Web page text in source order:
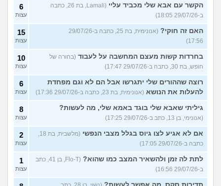
הקשר עם אבא שלי מכביד עליי
(Lamali, בת 26, כתבה
ב-29/07/26 18:05)
6
עצות
האם זה חוקי?
(אנונימית, בת 25, כתבה ב-29/07/26
17:56)
15
עצות
בחרדות קשות מעצם המחשבה על לעבוד (בחורה של
חופש, בת 30, כתבה ב-29/07/26 17:47)
10
עצות
רוצה שההורים שלי יתגרשו אבל הם לא וגם מפחדת
להעלות את הנושא (אנונימית, בת 23, כתבה ב-29/07/26 17:36)
6
עצות
גיליתי שאבא שלי בוגד באמא שלי, מה לעשות?
(אנונימי, בן 13, כתב ב-29/07/26 17:25)
8
עצות
אם לא אגיע לצו גיוס בגלל מצבי הנפשי
(מלשבית, בת 18,
כתבה ב-29/07/26 17:05)
2
עצות
לתת לה זמן ולהשאיר המצב כמו שהוא?
(Flo-T, בן 41, כתב
ב-29/07/26 16:56)
1
עצות